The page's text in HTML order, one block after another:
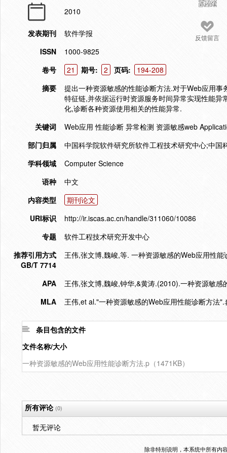
反馈留言
2010
发表期刊
软件学报
ISSN
1000-9825
卷号
21 期号: 2 页码:
194-208
摘要
提出一种资源敏感的性能诊断方法.对于Web应用
特征链,并依据运行时资源服务时间异常实现性能
化,诊断各种资源使用相关的性能异常.
关键词
Web应用 性能诊断 异常检测 资源敏感web
部门归属
中国科学院软件研究所软件工程技术研究中心;中
学科领域
Computer Science
语种
中文
内容类型
期刊论文
URI标识
http://ir.iscas.ac.cn/handle/311060/10086
专题
软件工程技术研究开发中心
推荐引用方式
GB/T 7714
王伟,张文博,魏峻,等. 一种资源敏感的Web应用性
APA
王伟,张文博,魏峻,钟华,&黄涛.(2010).一种资源敏感
MLA
王伟,et al."一种资源敏感的Web应用性能诊断方法".
条目包含的文件
文件名称/大小
一种资源敏感的Web应用性能诊断方法.p（1471KB）
所有评论(0)
暂无评论
除非特别说明，本系统中所有内